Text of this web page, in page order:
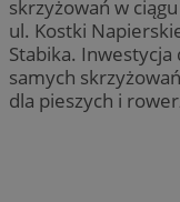
skrzyżowań w
ul. Kostki
Stabika.
samych
dla pieszych i